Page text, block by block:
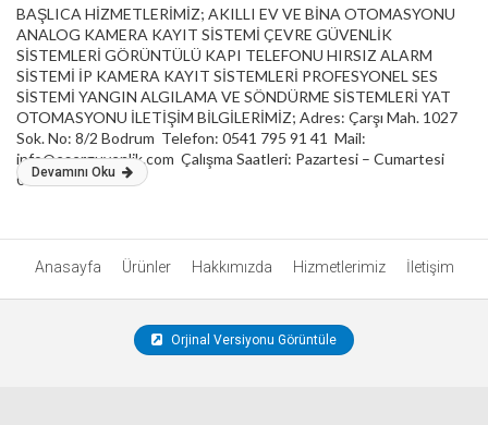
BAŞLICA HİZMETLERİMİZ; AKILLI EV VE BİNA OTOMASYONU
ANALOG KAMERA KAYIT SİSTEMİ ÇEVRE GÜVENLİK
SİSTEMLERİ GÖRÜNTÜLÜ KAPI TELEFONU HIRSIZ ALARM
SİSTEMİ İP KAMERA KAYIT SİSTEMLERİ PROFESYONEL SES
SİSTEMİ YANGIN ALGILAMA VE SÖNDÜRME SİSTEMLERİ YAT
OTOMASYONU İLETİŞİM BİLGİLERİMİZ; Adres: Çarşı Mah. 1027
Sok. No: 8/2 Bodrum Telefon: 0541 795 91 41 Mail:
info@eserguvenlik.com Çalışma Saatleri: Pazartesi – Cumartesi
09:00 – 18:00
Devamını Oku
Anasayfa Ürünler Hakkımızda Hizmetlerimiz İletişim
Orjinal Versiyonu Görüntüle